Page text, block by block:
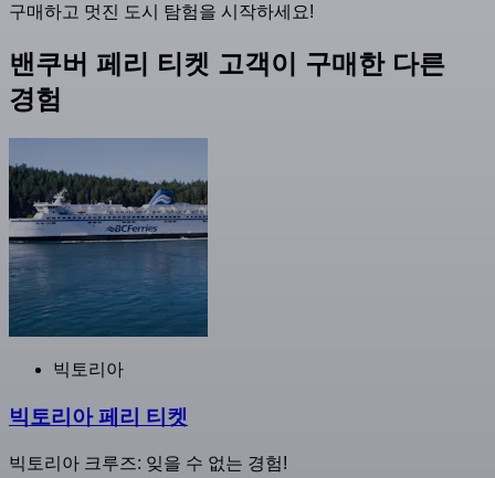
구매하고 멋진 도시 탐험을 시작하세요!
밴쿠버 페리 티켓 고객이 구매한 다른
경험
빅토리아
빅토리아 페리 티켓
빅토리아 크루즈: 잊을 수 없는 경험!